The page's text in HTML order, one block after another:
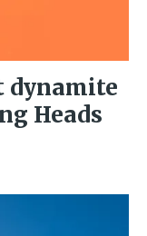
dynamite
Heads